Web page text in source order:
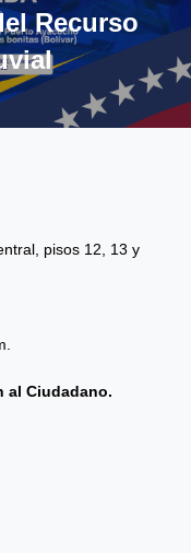
Recurso
pisos 12, 13 y
al Ciudadano.